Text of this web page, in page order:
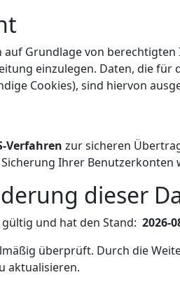
Grundlage von berechtigten
einzulegen. Daten, die
Cookies), sind hiervon
Verfahren zur sicheren
Ihrer
dieser
und hat den Stand: 2026-
überprüft. Durch die
aktualisieren.